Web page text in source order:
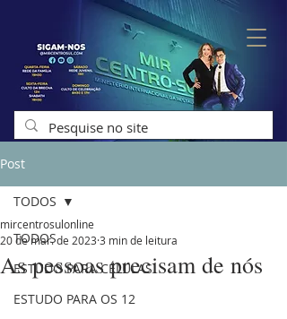
Post
TODOS
ESTUDO PARA CÉLULAS
ESTUDO PARA OS 12
TODOS
As pessoas precisam de nós
mircentrosulonline
20 de mar. de 2023 3 min de leitura